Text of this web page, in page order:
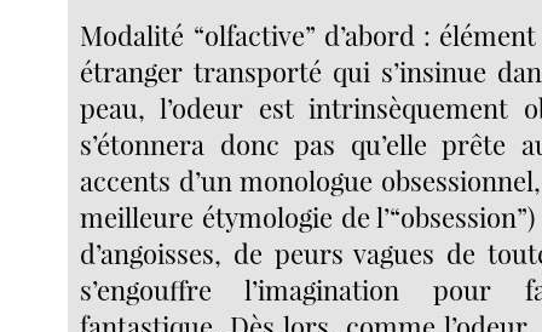
Modalité “olfactive” d’abord :
étranger transporté qui s’insinue
peau, l’odeur est intrinsèquement
s’étonnera donc pas qu’elle prête
accents d’un monologue
meilleure étymologie de
d’angoisses, de peurs vagues de
s’engouffre l’imagination